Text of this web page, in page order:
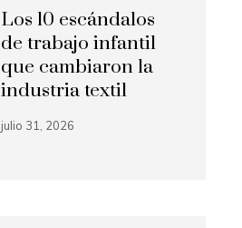
Los 10 escándalos
de trabajo infantil
que cambiaron la
industria textil
julio 31, 2026